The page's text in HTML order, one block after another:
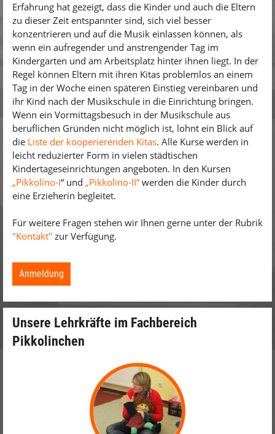
Erfahrung hat gezeigt, dass die Kinder und auch die Eltern
zu dieser Zeit entspannter sind, sich viel besser
konzentrieren und auf die Musik einlassen können, als
wenn ein aufregender und anstrengender Tag im
Kindergarten und am Arbeitsplatz hinter ihnen liegt. In der
Regel können Eltern mit ihren Kitas problemlos an einem
Tag in der Woche einen späteren Einstieg vereinbaren und
ihr Kind nach der Musikschule in die Einrichtung bringen.
Wenn ein Vormittagsbesuch in der Musikschule aus
beruflichen Gründen nicht möglich ist, lohnt ein Blick auf
die Liste der kooperierenden Kitas. Alle Kurse werden in
leicht reduzierter Form in vielen städtischen
Kindertageseinrichtungen angeboten. In den Kursen
„Pikkolino-I“ und „Pikkolino-II“ werden die Kinder durch
eine Erzieherin begleitet.
Für weitere Fragen stehen wir Ihnen gerne unter der Rubrik
"Kontakt" zur Verfügung.
Anmeldung
Unsere Lehrkräfte im Fachbereich
Pikkolinchen